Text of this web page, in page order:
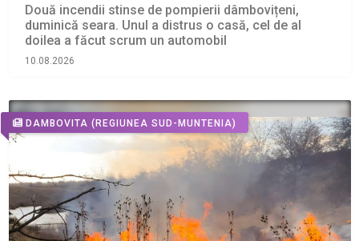
Două incendii stinse de pompierii dâmbovițeni,
duminică seara. Unul a distrus o casă, cel de al
doilea a făcut scrum un automobil
10.08.2026
DAMBOVITA (REGIUNEA SUD-MUNTENIA)